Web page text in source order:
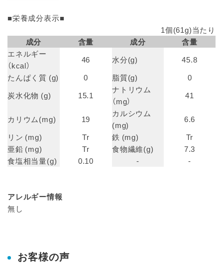
■栄養成分表示■
1個(61g)当たり
成分
含量 成分
含量
エネルギー
（kcal）
46 水分(g)
45.8
たんぱく質 (g)
0 脂質(g)
0
炭水化物 (g)
15.1
ナトリウム
（mg）
41
カリウム(mg) 19
カルシウム
(mg)
6.6
リン (mg)
Tr 鉄 (mg)
Tr
亜鉛 (mg)
Tr 食物繊維(g)
7.3
食塩相当量(g)
0.10 - -
アレルギー情報
無し
お客様の声